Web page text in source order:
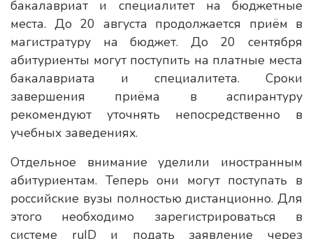
бакалавриат и специалитет на бюджетные
места. До 20 августа продолжается приём в
магистратуру на бюджет. До 20 сентября
абитуриенты могут поступить на платные места
бакалавриата и специалитета. Сроки
завершения приёма в аспирантуру
рекомендуют уточнять непосредственно в
учебных заведениях.
Отдельное внимание уделили иностранным
абитуриентам. Теперь они могут поступать в
российские вузы полностью дистанционно. Для
этого необходимо зарегистрироваться в
системе ruID и подать заявление через